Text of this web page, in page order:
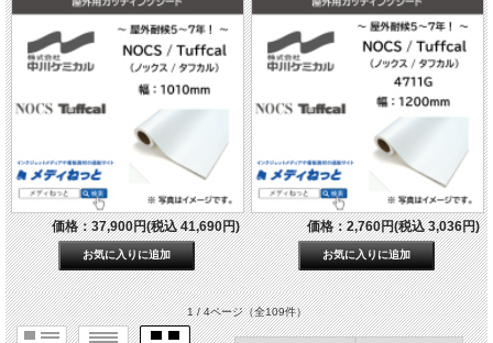
価格：37,900円(税込 41,690円) 価格：2,760円(税込 3,036円)
1 / 4ページ（全109件）